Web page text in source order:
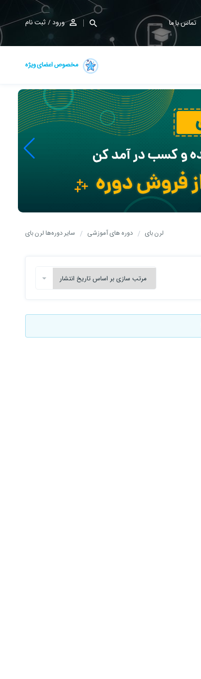
تماس با ما ورود ثبت نام
مخصوص اعضای ویژه
لرن بای دوره های آموزشی سایر دوره‌ها لرن بای